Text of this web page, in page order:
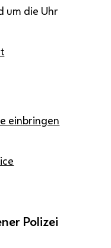
um die Uhr
einbringen
Polizei